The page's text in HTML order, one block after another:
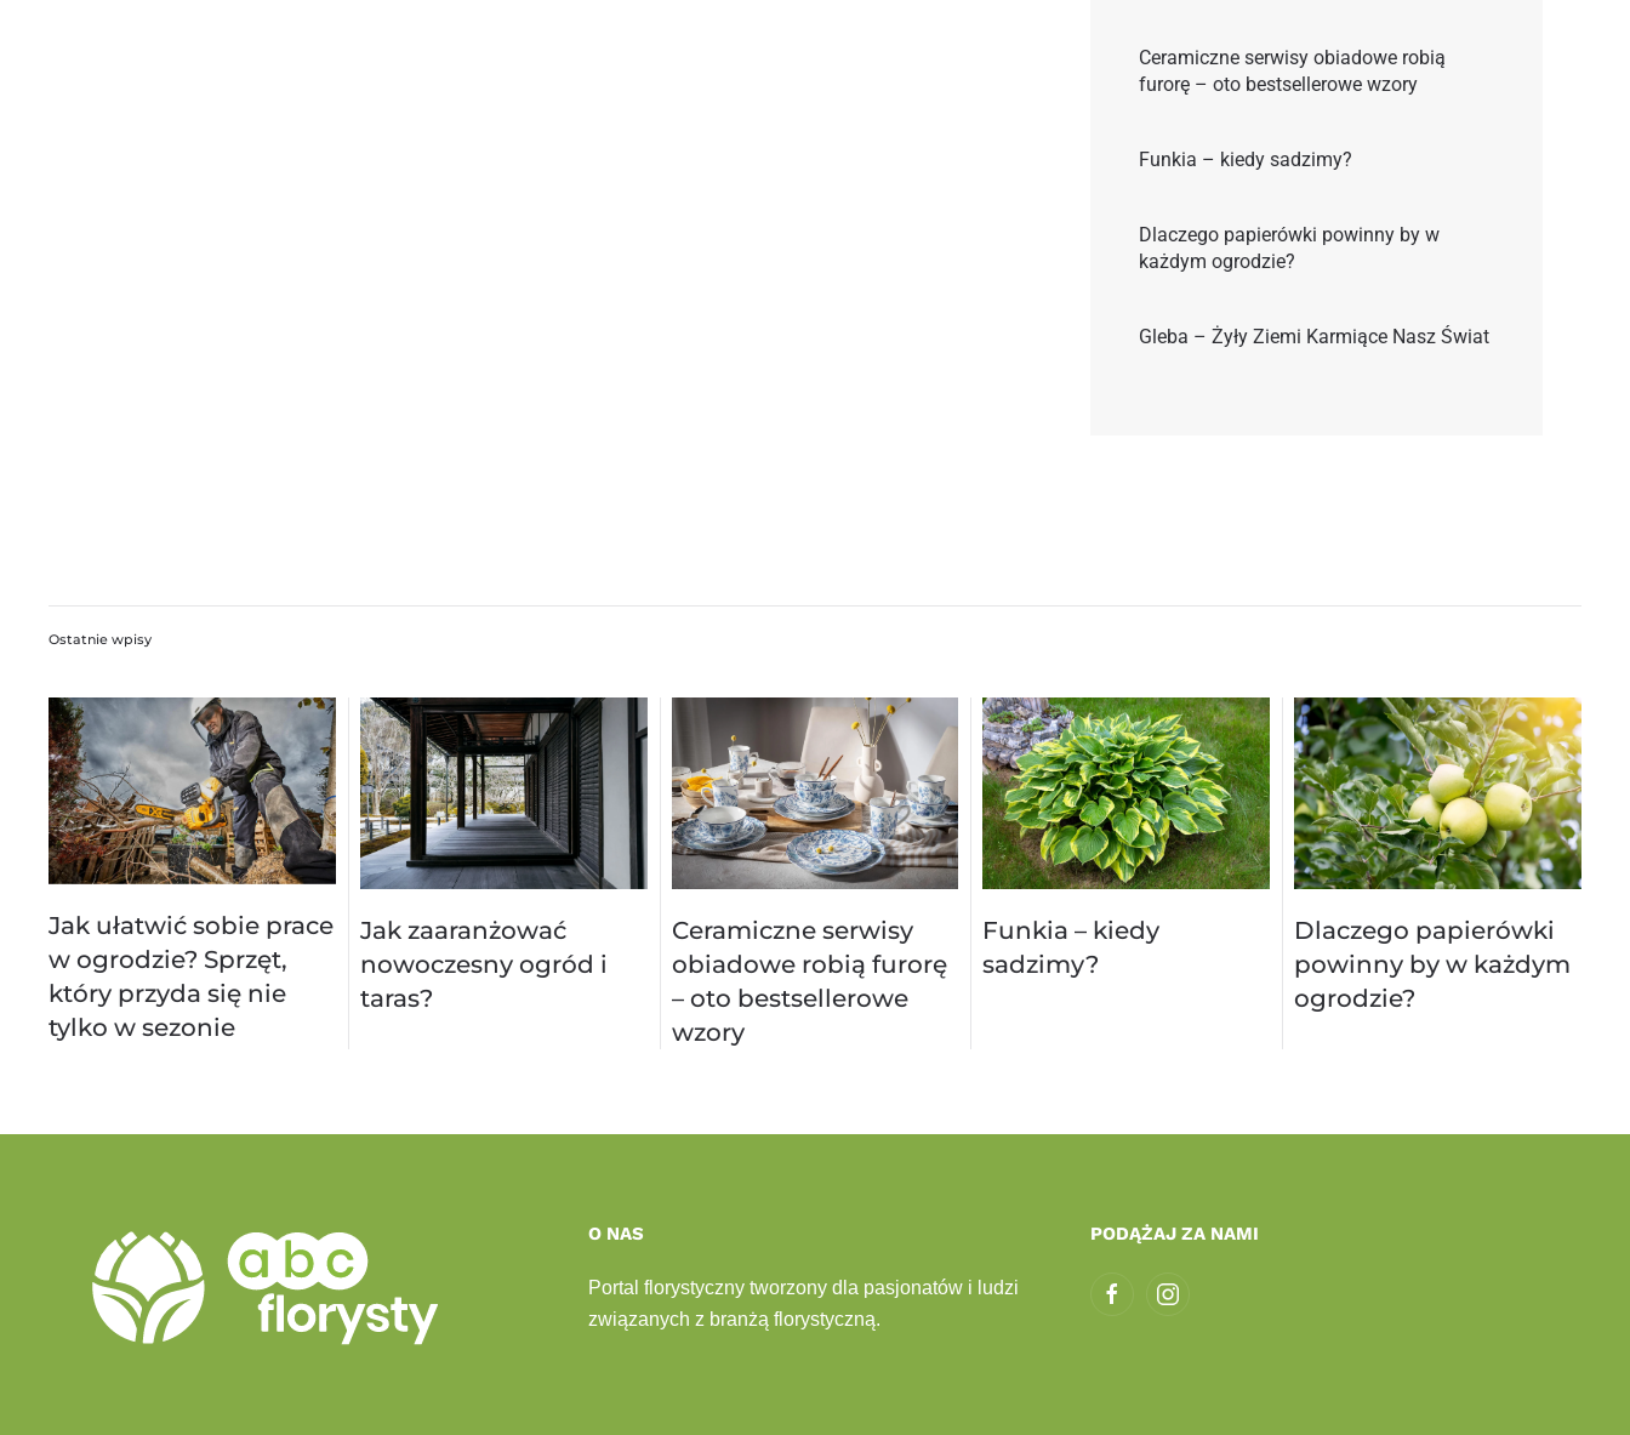
Ceramiczne serwisy obiadowe robią
furorę – oto bestsellerowe wzory
Funkia – kiedy sadzimy?
Dlaczego papierówki powinny by w
każdym ogrodzie?
Gleba – Żyły Ziemi Karmiące Nasz Świat
Ostatnie wpisy
Jak ułatwić sobie prace
w ogrodzie? Sprzęt,
który przyda się nie
tylko w sezonie
Jak zaaranżować
nowoczesny ogród i
taras?
Ceramiczne serwisy
obiadowe robią furorę
– oto bestsellerowe
wzory
Funkia – kiedy
sadzimy?
Dlaczego papierówki
powinny by w każdym
ogrodzie?
O NAS
Portal florystyczny tworzony dla pasjonatów i ludzi
związanych z branżą florystyczną.
PODĄŻAJ ZA NAMI